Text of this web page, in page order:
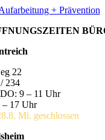
+ Prävention
22
234
9 – 11 Uhr
17 Uhr
Mi. geschlossen